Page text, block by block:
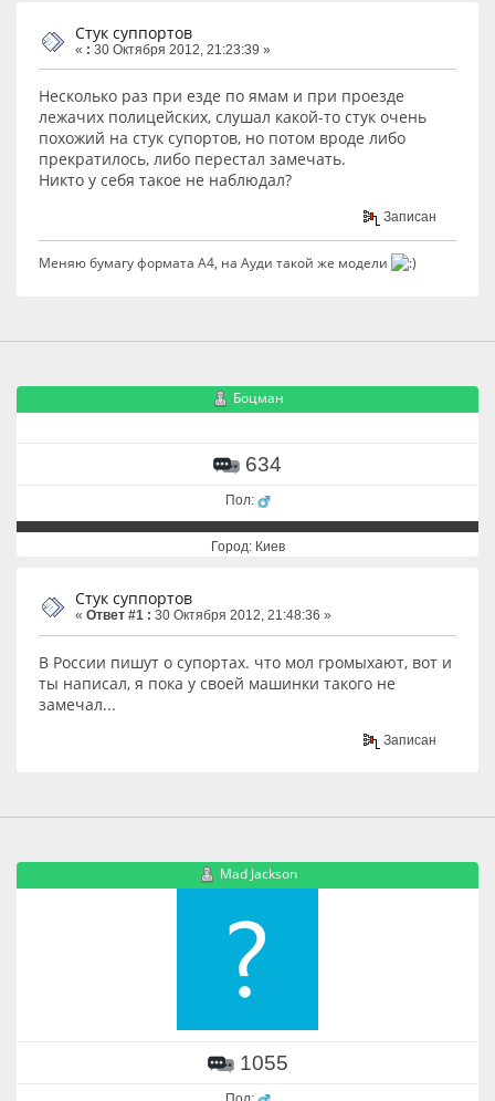
Стук суппортов
« : 30 Октября 2012, 21:23:39 »
Несколько раз при езде по ямам и при проезде
лежачих полицейских, слушал какой-то стук очень
похожий на стук супортов, но потом вроде либо
прекратилось, либо перестал замечать.
Никто у себя такое не наблюдал?
Записан
Меняю бумагу формата А4, на Ауди такой же модели
Боцман
634
Пол:
Город: Киев
Стук суппортов
« Ответ #1 : 30 Октября 2012, 21:48:36 »
В России пишут о супортах. что мол громыхают, вот и
ты написал, я пока у своей машинки такого не
замечал...
Записан
Mad Jackson
1055